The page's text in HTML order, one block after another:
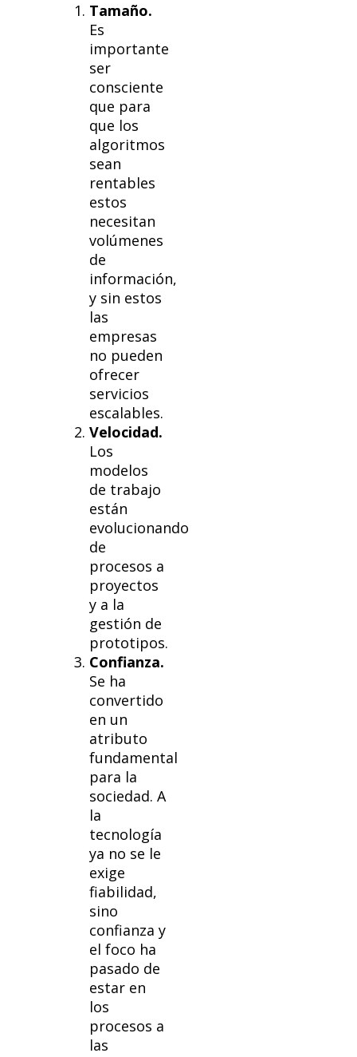
Tamaño.
Es
importante
ser
consciente
que para
que los
algoritmos
sean
rentables
estos
necesitan
volúmenes
de
información,
y sin estos
las
empresas
no pueden
ofrecer
servicios
escalables.
Velocidad.
Los
modelos
de trabajo
están
evolucionando
de
procesos a
proyectos
y a la
gestión de
prototipos.
Confianza.
Se ha
convertido
en un
atributo
fundamental
para la
sociedad. A
la
tecnología
ya no se le
exige
fiabilidad,
sino
confianza y
el foco ha
pasado de
estar en
los
procesos a
las